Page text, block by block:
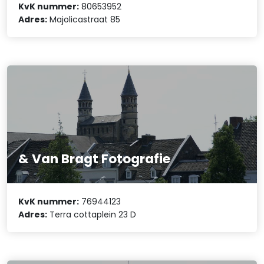
KvK nummer: 80653952
Adres: Majolicastraat 85
& Van Bragt Fotografie
KvK nummer: 76944123
Adres: Terra cottaplein 23 D